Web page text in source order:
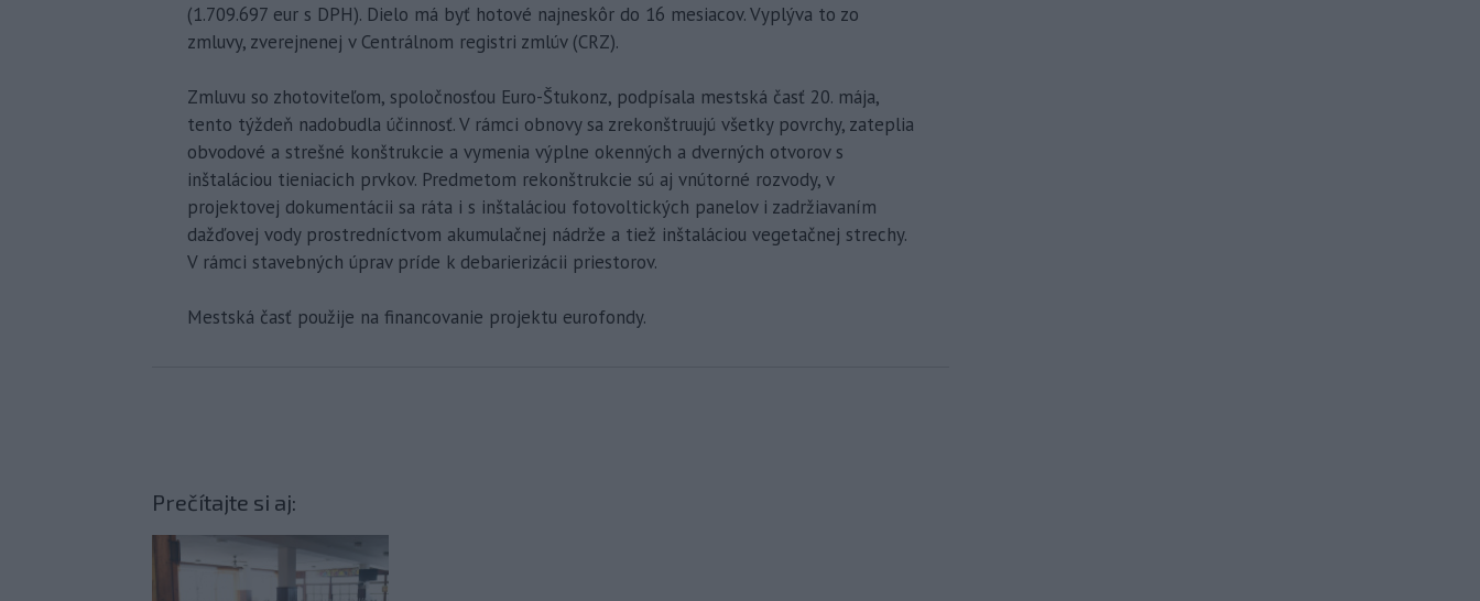
(1.709.697 eur s DPH). Dielo má byť hotové najneskôr do 16 mesiacov. Vyplýva to zo
zmluvy, zverejnenej v Centrálnom registri zmlúv (CRZ).
Zmluvu so zhotoviteľom, spoločnosťou Euro-Štukonz, podpísala mestská časť 20. mája,
tento týždeň nadobudla účinnosť. V rámci obnovy sa zrekonštruujú všetky povrchy, zateplia
obvodové a strešné konštrukcie a vymenia výplne okenných a dverných otvorov s
inštaláciou tieniacich prvkov. Predmetom rekonštrukcie sú aj vnútorné rozvody, v
projektovej dokumentácii sa ráta i s inštaláciou fotovoltických panelov i zadržiavaním
dažďovej vody prostredníctvom akumulačnej nádrže a tiež inštaláciou vegetačnej strechy.
V rámci stavebných úprav príde k debarierizácii priestorov.
Mestská časť použije na financovanie projektu eurofondy.
Prečítajte si aj: